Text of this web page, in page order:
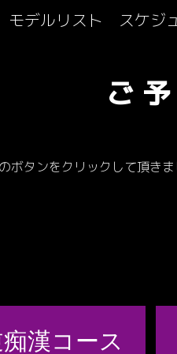
モデルリスト スケジ
ご
ボタンをクリックして頂き
漢コース